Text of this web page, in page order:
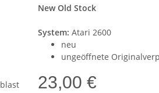
New Old Stock
System: Atari 2600
neu
ungeöffnete
23,00 €